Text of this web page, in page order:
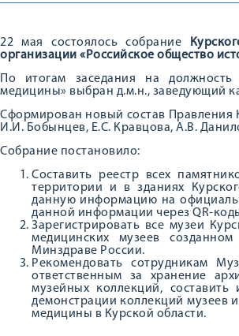
22 мая состоялось собрание
организации «Российское общество
По итогам заседания на
медицины» выбран д.м.н., заведующий
Сформирован новый состав
И.И. Бобынцев, Е.С. Кравцова, А.В.
Собрание постановило:
Составить реестр всех
территории и в зданиях
данную информацию на
данной информации через QR-
Зарегистрировать все музеи
медицинских музеев
Минздраве России.
Рекомендовать сотрудникам
ответственным за хранение
музейных коллекций,
демонстрации коллекций музеев
медицины в Курской области.